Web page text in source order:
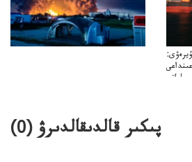
پىكىر قالدىقالدىرۋ (0
)